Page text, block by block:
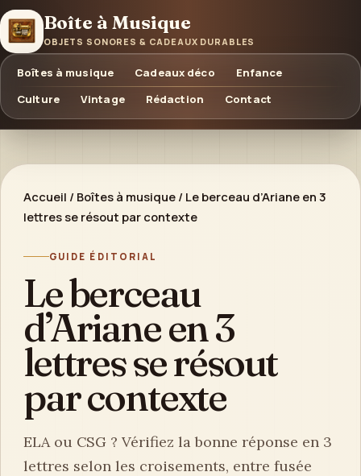
Boîte à Musique
OBJETS SONORES & CADEAUX DURABLES
Boîtes à musique Cadeaux déco
Enfance
Culture
Vintage Rédaction Contact
Accueil / Boîtes à musique / Le berceau d’Ariane en 3
lettres se résout par contexte
GUIDE ÉDITORIAL
Le berceau
d’Ariane en 3
lettres se résout
par contexte
ELA ou CSG ? Vérifiez la bonne réponse en 3
lettres selon les croisements, entre fusée